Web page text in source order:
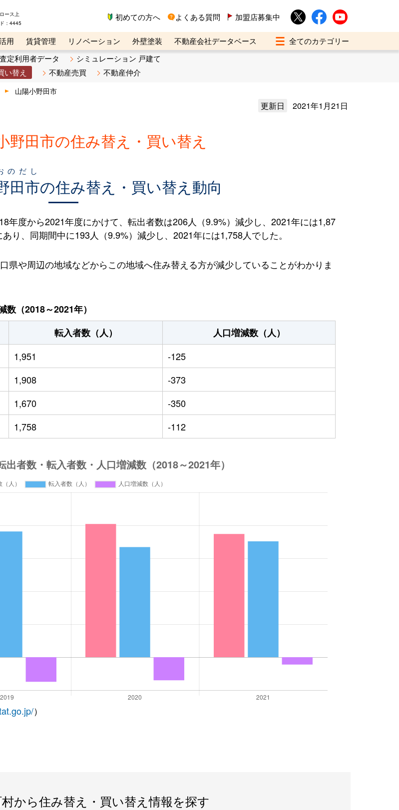
ース上
：4445
初めての方へ よくある質問 加盟店募集中
用 賃貸管理 リノベーション 外壁塗装
不動産会社データベース
リビンマガジンBiz 不動産売却ご相談デスク
査定利用者データ
シミュレーション 戸建て
い替え 不動産売買 不動産仲介
山陽小野田市
更新日 2021年1月21日
野田市の住み替え・買い替え
田市
のだし
の住み替え・買い替え動向
年度から2021年度にかけて、転出者数は206人（9.9%）減少し、2021年には1,87
り、同期間中に193人（9.9%）減少し、2021年には1,758人でした。
県や周辺の地域などからこの地域へ住み替える方が減少していることがわかりま
（2018～2021年）
転入者数（人）
人口増減数（人）
1,951
-125
1,908
-373
1,670
-350
1,758 -112
）
から住み替え・買い替え情報を探す